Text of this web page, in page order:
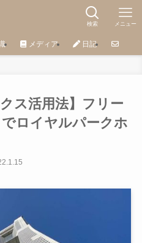
検索 メニュー
メディア 日記
ス活用法】フリー
ロイヤルパークホ